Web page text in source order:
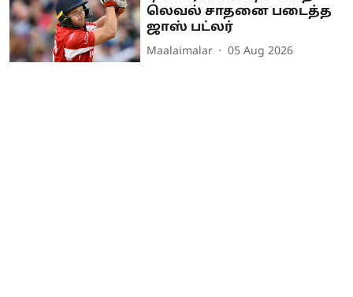
லெவல் சாதனை படைத்த
ஜாஸ் பட்லர்
Maalaimalar 05 Aug 2026